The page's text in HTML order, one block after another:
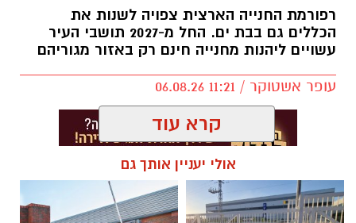
רפורמת החנייה הארצית צפויה לשנות את
הכללים גם בבת ים. החל מ-2027 תושבי העיר
עשויים ליהנות מחנייה חינם רק באזור מגוריהם
עופר אשטוקר / 11:21 06.08.26
תגים:חנייה בבת ים
קרא עוד
אולי יעניין אותך גם